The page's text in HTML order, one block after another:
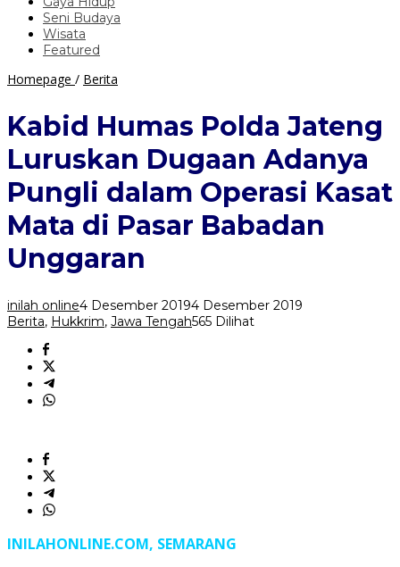
Seni Budaya
Wisata
Featured
Homepage / Berita
Jateng
Luruskan
Dugaan
Adanya
Pungli
dalam
Operasi
Mata
Pasar
Babadan
Unggaran
Kabid Humas Polda Jateng
Luruskan Dugaan Adanya
Pungli dalam Operasi Kasat
Mata di Pasar Babadan
Unggaran
inilah online4 Desember 20194 Desember 2019
Berita, Hukkrim, Jawa Tengah565 Dilihat
INILAHONLINE.COM, SEMARANG